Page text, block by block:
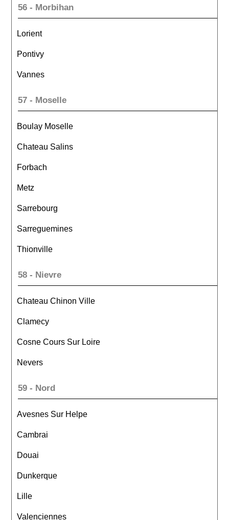
56 - Morbihan
Lorient
Pontivy
Vannes
57 - Moselle
Boulay Moselle
Chateau Salins
Forbach
Metz
Sarrebourg
Sarreguemines
Thionville
58 - Nievre
Chateau Chinon Ville
Clamecy
Cosne Cours Sur Loire
Nevers
59 - Nord
Avesnes Sur Helpe
Cambrai
Douai
Dunkerque
Lille
Valenciennes